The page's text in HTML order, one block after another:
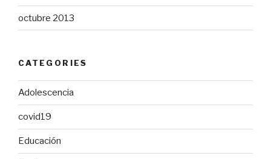
octubre 2013
CATEGORIES
Adolescencia
covid19
Educación